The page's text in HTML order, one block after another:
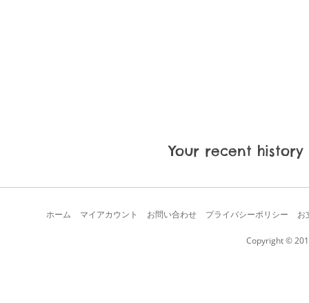
Your recent history
ホーム マイアカウント お問い合わせ プライバシーポリシー お
Copyright ©